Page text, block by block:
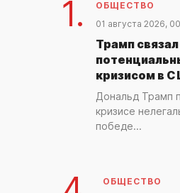
1.
ОБЩЕСТВО
01 августа 2026,
Трамп
кризисом в
Дональд Трамп
кризисе
победе...
ОБЩЕСТВО